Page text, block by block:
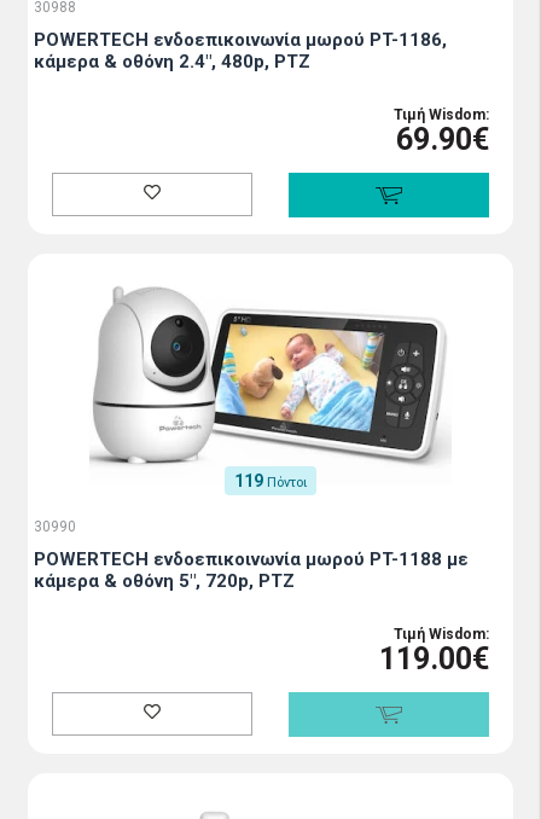
30988
POWERTECH ενδοεπικοινωνία μωρού PT-1186,
κάμερα & οθόνη 2.4", 480p, PTZ
Τιμή Wisdom:
69.90€
119 Πόντοι
30990
POWERTECH ενδοεπικοινωνία μωρού PT-1188 με
κάμερα & οθόνη 5", 720p, PTZ
Τιμή Wisdom:
119.00€